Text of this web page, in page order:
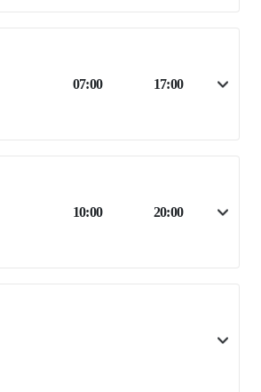
07:00 17:00
10:00 20:00